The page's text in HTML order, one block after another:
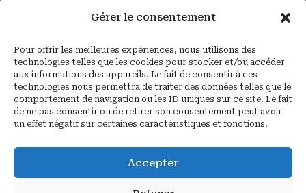
Gérer le consentement
Pour offrir les meilleures expériences, nous utilisons des
technologies telles que les cookies pour stocker et/ou accéder
aux informations des appareils. Le fait de consentir à ces
technologies nous permettra de traiter des données telles que le
comportement de navigation ou les ID uniques sur ce site. Le fait
de ne pas consentir ou de retirer son consentement peut avoir
un effet négatif sur certaines caractéristiques et fonctions.
Accepter
Lampe « Cannage » cuir et bois
2 100,00€
Ajouter au panier